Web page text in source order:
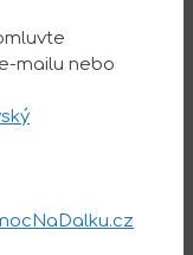
mailu nebo